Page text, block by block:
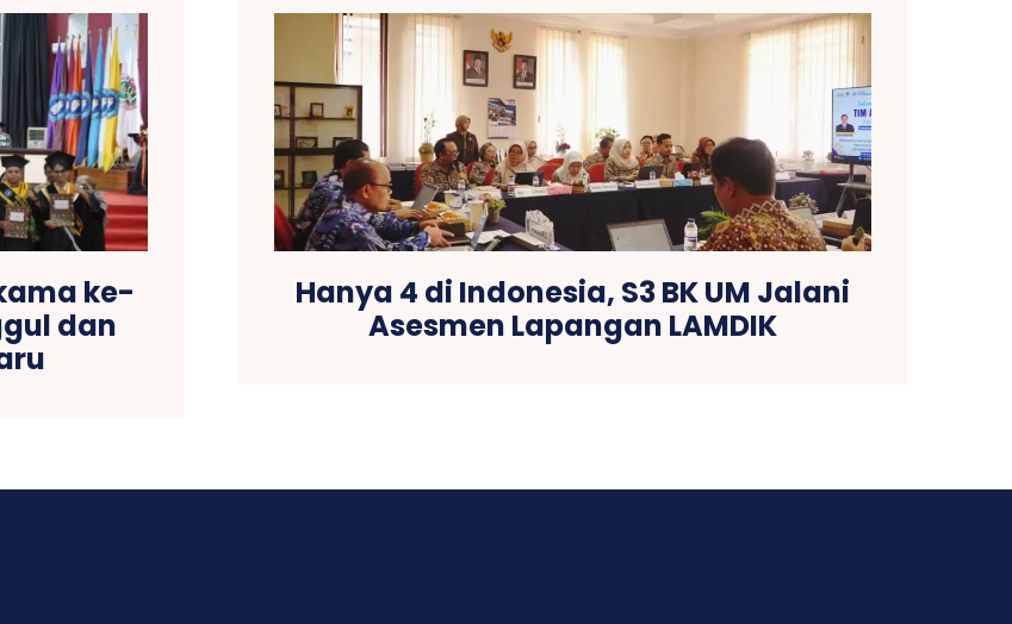
ke-
dan
Hanya 4 di Indonesia, S3 BK UM Jalani
Asesmen Lapangan LAMDIK